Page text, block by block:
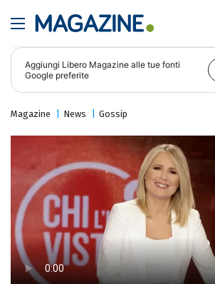
Aggiungi Libero Magazine alle tue fonti
Google preferite
Magazine News Gossip